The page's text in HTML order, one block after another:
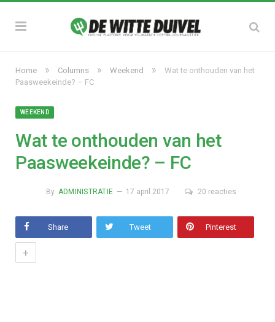
Home » Columns » Weekend »
Wat te onthouden van het
Paasweekeinde? – FC
WEEKEND
Wat te onthouden van het
Paasweekeinde? – FC
By ADMINISTRATIE 17 april 2017 20 reacties
Share Tweet Pinterest
+